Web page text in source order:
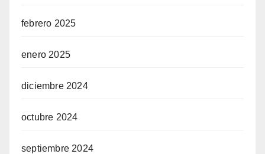
febrero 2025
enero 2025
diciembre 2024
octubre 2024
septiembre 2024